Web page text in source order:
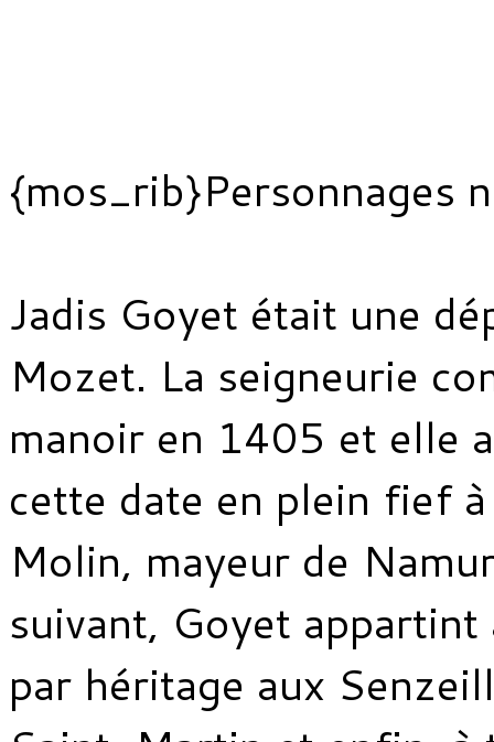
{mos_rib}Personnages
Jadis Goyet était une
Mozet. La seigneurie
manoir en 1405 et elle
cette date en plein fief
Molin, mayeur de
suivant, Goyet
par héritage aux